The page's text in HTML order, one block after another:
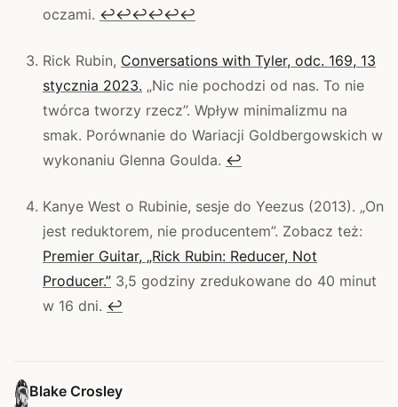
oczami. ↩↩↩↩↩↩
Rick Rubin, Conversations with Tyler, odc. 169, 13
stycznia 2023. „Nic nie pochodzi od nas. To nie
twórca tworzy rzecz”. Wpływ minimalizmu na
smak. Porównanie do Wariacji Goldbergowskich w
wykonaniu Glenna Goulda. ↩
Kanye West o Rubinie, sesje do Yeezus (2013). „On
jest reduktorem, nie producentem”. Zobacz też:
Premier Guitar, „Rick Rubin: Reducer, Not
Producer.” 3,5 godziny zredukowane do 40 minut
w 16 dni. ↩
Blake Crosley